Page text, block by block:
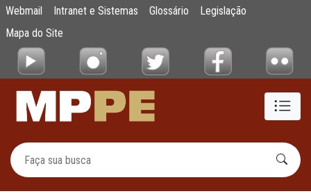
Pular para o Conteúdo principal
Documentos
Webmail Intranet e Sistemas Glossário
Legislação
Mapa do Site